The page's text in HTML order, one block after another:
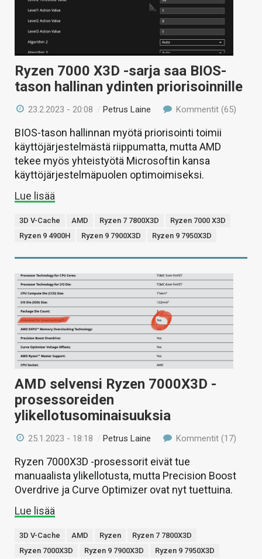
Ryzen 7000 X3D -sarja saa BIOS-
tason hallinan ydinten priorisoinnille
23.2.2023 - 20:08 /Petrus Laine Kommentit (65)
BIOS-tason hallinnan myötä priorisointi toimii
käyttöjärjestelmästä riippumatta, mutta AMD
tekee myös yhteistyötä Microsoftin kansa
käyttöjärjestelmäpuolen optimoimiseksi.
Lue lisää
3D V-Cache AMD Ryzen 7 7800X3D
Ryzen 7000 X3D
Ryzen 9 4900H
Ryzen 9 7900X3D Ryzen 9 7950X3D
AMD selvensi Ryzen 7000X3D -
prosessoreiden
ylikellotusominaisuuksia
25.1.2023 - 18:18 /Petrus Laine Kommentit (17)
Ryzen 7000X3D -prosessorit eivät tue
manuaalista ylikellotusta, mutta Precision Boost
Overdrive ja Curve Optimizer ovat nyt tuettuina.
Lue lisää
3D V-Cache AMD Ryzen
Ryzen 7 7800X3D
Ryzen 7000X3D
Ryzen 9 7900X3D Ryzen 9 7950X3D